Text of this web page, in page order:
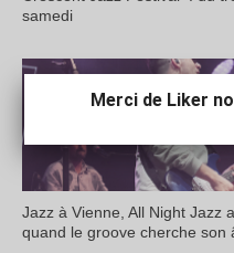
samedi
Jazz à Vienne, All Night Jazz
quand le groove cherche son
Merci de Liker